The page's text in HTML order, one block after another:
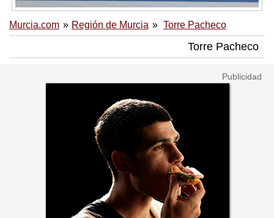
Murcia.com Región de Murcia Torre Pacheco
Torre Pacheco